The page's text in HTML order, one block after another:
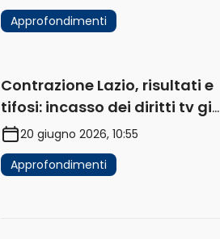
Approfondimenti
Contrazione Lazio, risultati e
tifosi: incasso dei diritti tv già
in flessione
20 giugno 2026, 10:55
Approfondimenti